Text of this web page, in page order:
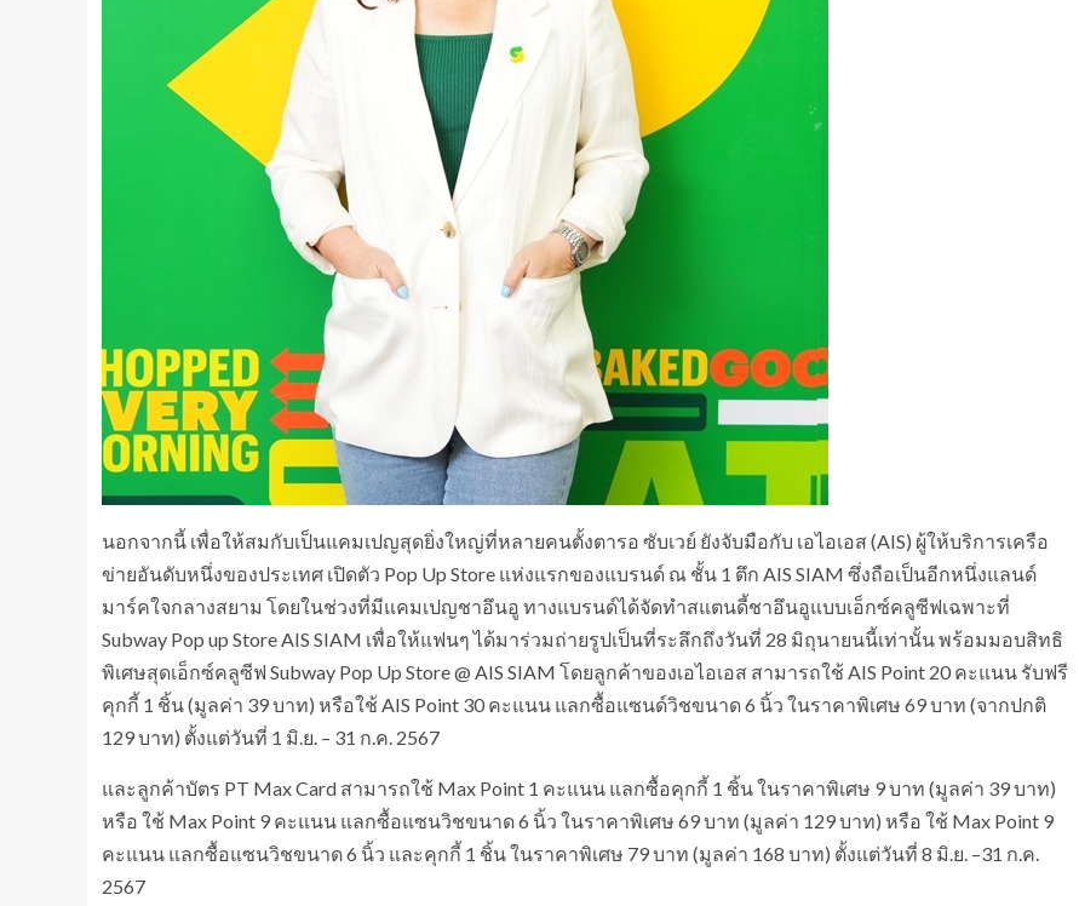
นอกจากนี้ เพื่อให้สมกับเป็นแคมเปญสุดยิ่งใหญ่ที่หลายคนตั้งตารอ ​ซับเวย์ ยังจับมือกับ เอไอเอส (AIS) ผู้ให้บริการเครือ
ข่ายอันดับหนึ่งของประเทศ เปิดตัว Pop Up Store แห่งแรกของแบรนด์ ณ ชั้น 1 ตึก AIS SIAM ซึ่งถือเป็นอีกหนึ่งแลนด์
มาร์คใจกลางสยาม โดยในช่วงที่มีแคมเปญชาอึนอู ทางแบรนด์ได้จัดทำสแตนดี้ชาอึนอูแบบเอ็กซ์คลูซีฟเฉพาะที่
Subway Pop up Store AIS SIAM เพื่อให้แฟนๆ ได้มาร่วมถ่ายรูปเป็นที่ระลึกถึงวันที่ 28 มิถุนายนนี้เท่านั้น พร้อมมอบสิทธิ
พิเศษสุดเอ็กซ์คลูซีฟ Subway Pop Up Store @ AIS SIAM โดยลูกค้าของเอไอเอส สามารถใช้ AIS Point 20 คะแนน รับฟรี
คุกกี้ 1 ชิ้น (มูลค่า 39 บาท) หรือใช้ AIS Point 30 คะแนน แลกซื้อแซนด์วิชขนาด 6 นิ้ว ในราคาพิเศษ 69 บาท (จากปกติ
129 บาท) ตั้งแต่วันที่ 1 มิ.ย. – 31 ก.ค. 2567
และลูกค้าบัตร PT Max Card สามารถใช้ Max Point 1 คะแนน แลกซื้อคุกกี้ 1 ชิ้น ในราคาพิเศษ 9 บาท (มูลค่า 39 บาท)
หรือ ใช้ Max Point 9 คะแนน แลกซื้อแซนวิชขนาด 6 นิ้ว ในราคาพิเศษ 69 บาท (มูลค่า 129 บาท) หรือ ใช้ Max Point 9
คะแนน แลกซื้อแซนวิชขนาด 6 นิ้ว และคุกกี้ 1 ชิ้น ในราคาพิเศษ 79 บาท (มูลค่า 168 บาท) ตั้งแต่วันที่ 8 มิ.ย. –31 ก.ค.
2567